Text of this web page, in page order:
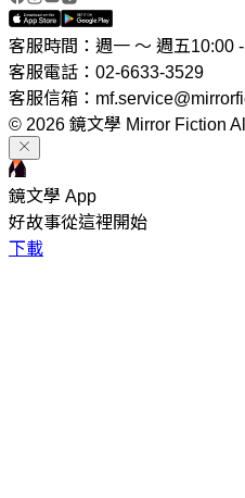
客服時間：週一 ～ 週五10:00
客服電話：02-6633-3529
客服信箱：
© 2026 鏡文學 Mirror Fiction
鏡文學 App
好故事從這裡開始
下載